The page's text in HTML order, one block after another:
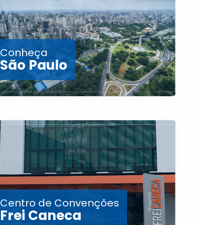
Conheça
São Paulo
Centro de Convenções
Frei Caneca